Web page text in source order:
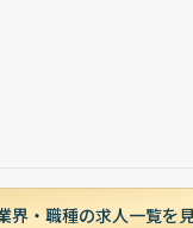
界・職種の求人一覧を